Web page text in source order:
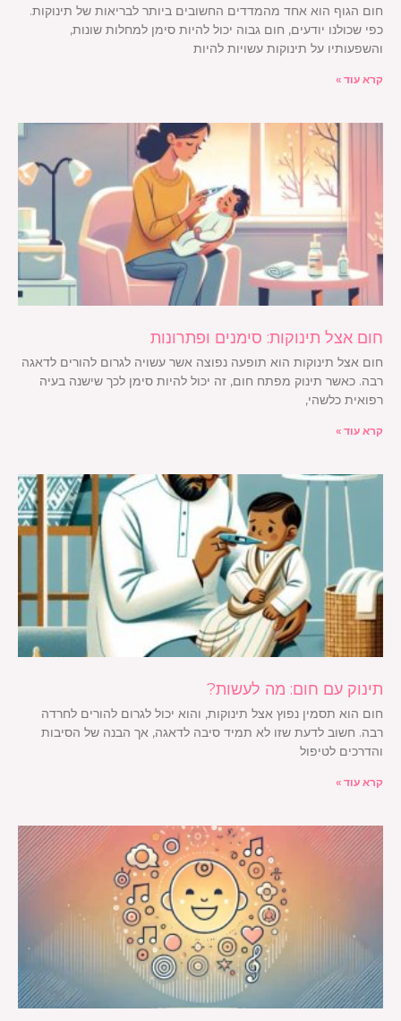
חום הגוף הוא אחד מהמדדים החשובים ביותר לבריאות של תינוקות.
כפי שכולנו יודעים, חום גבוה יכול להיות סימן למחלות שונות,
והשפעותיו על תינוקות עשויות להיות
קרא עוד »
חום אצל תינוקות: סימנים ופתרונות
חום אצל תינוקות הוא תופעה נפוצה אשר עשויה לגרום להורים לדאגה
רבה. כאשר תינוק מפתח חום, זה יכול להיות סימן לכך שישנה בעיה
רפואית כלשהי,
קרא עוד »
תינוק עם חום: מה לעשות?
חום הוא תסמין נפוץ אצל תינוקות, והוא יכול לגרום להורים לחרדה
רבה. חשוב לדעת שזו לא תמיד סיבה לדאגה, אך הבנה של הסיבות
והדרכים לטיפול
קרא עוד »